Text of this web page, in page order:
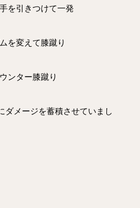
を引きつけて一発
を変えて膝蹴り
ンター膝蹴り
ダメージを蓄積させていまし